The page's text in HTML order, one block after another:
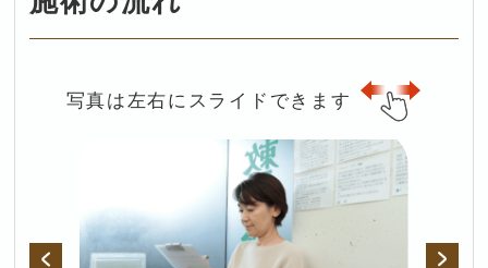
写真は左右にスライドできます